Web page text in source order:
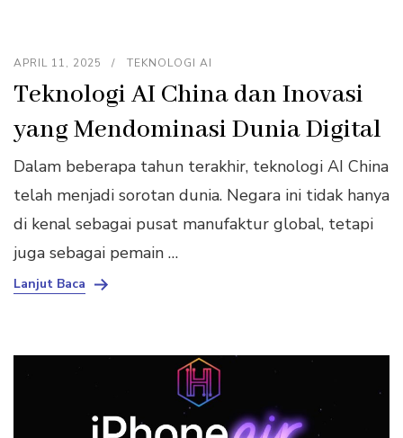
APRIL 11, 2025 TEKNOLOGI AI
Teknologi AI China dan Inovasi
yang Mendominasi Dunia Digital
Dalam beberapa tahun terakhir, teknologi AI China
telah menjadi sorotan dunia. Negara ini tidak hanya
di kenal sebagai pusat manufaktur global, tetapi
juga sebagai pemain …
Lanjut Baca